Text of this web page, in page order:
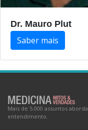
Dr. Mauro Plut
Saber mais
Mais de 5.000 assuntos
entendimento.